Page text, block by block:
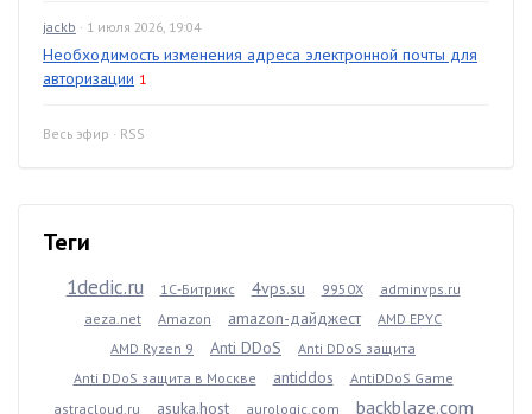
jackb · 1 июля 2026, 19:04
Необходимость изменения адреса электронной почты для
авторизации 1
Весь эфир · RSS
Теги
1dedic.ru 1С-Битрикс 4vps.su 9950X
adminvps.ru
aeza.net
Amazon amazon-дайджест
AMD EPYC
AMD Ryzen 9
Anti DDoS
Anti DDoS защита
Anti DDoS защита в Москве
antiddos
AntiDDoS Game
astracloud.ru
asuka.host aurologic.com backblaze.com